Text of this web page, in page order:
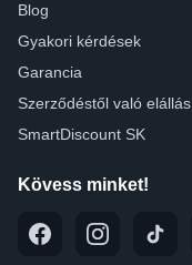
Blog
Gyakori kérdések
Garancia
Szerződéstől való elállás
SmartDiscount SK
Kövess minket!